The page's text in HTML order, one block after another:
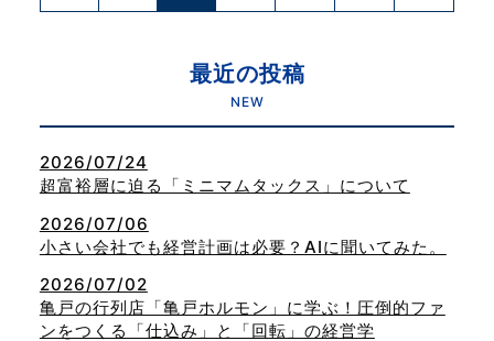
最近の投稿
NEW
2026/07/24
超富裕層に迫る「ミニマムタックス」について
2026/07/06
小さい会社でも経営計画は必要？AIに聞いてみた。
2026/07/02
亀戸の行列店「亀戸ホルモン」に学ぶ！圧倒的ファ
ンをつくる「仕込み」と「回転」の経営学